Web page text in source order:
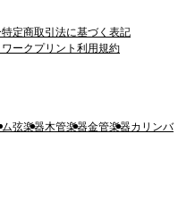
特定商取引法に基づく表記
ワークプリント利用規約
ム弦楽器木管楽器金管楽器カリンバ